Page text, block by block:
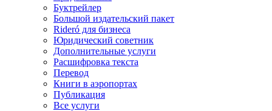
Буктрейлер
Большой издательский пакет
Rideró для бизнеса
Юридический советник
Дополнительные услуги
Расшифровка текста
Перевод
Книги в аэропортах
Публикация
Все услуги